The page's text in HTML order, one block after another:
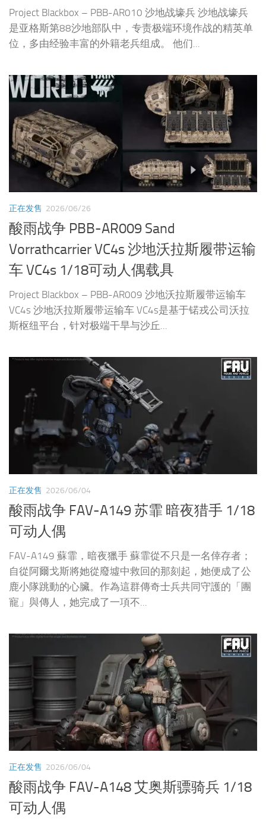
Project Blackbox – PBB-AR010 沙地战壕兵 沙地战壕兵
是亚格斯第88沙地部队中，专责极端环境作战的精英单
位，多由经验丰富的外籍老兵组成。 他们...
正在发售 2026/06/26
酸雨战争 PBB-AR009 Sand
Vorrathcarrier VC4s 沙地沃拉斯履带运输
车 VC4s 1/18可动人偶载具
Project Blackbox – PBB-AR009 沙地沃拉斯履带运输车
VC4s 沙地沃拉斯履带运输车 VC4s是基于锘戎公司沃拉
斯枢纽平台，针对极端干旱与沙丘...
正在发售 2026/06/04
酸雨战争 FAV-A149 苏霏 暗夜猎手 1/18
可动人偶
FAV-A149 蘇霏，暗夜獵手 蘇霏從不只是一名倖存者；
自從阿爾戈斯將她從廢墟中救回的那刻起，她便成了公
鹿小隊跳動的心臟。作為這群傳奇士兵共同守護的「團
寵」與傳人，她完成了一項不...
正在发售 2026/06/04
酸雨战争 FAV-A148 艾奥斯骠骑兵 1/18
可动人偶